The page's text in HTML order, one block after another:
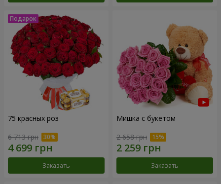
75 красных роз
6 713 грн
Заказать
Мишка с букетом
2 658 грн
Заказать